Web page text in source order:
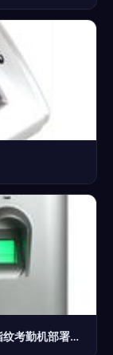
保障工时规范，深化管理效能 详解BA600指纹考勤机部署与应用\r